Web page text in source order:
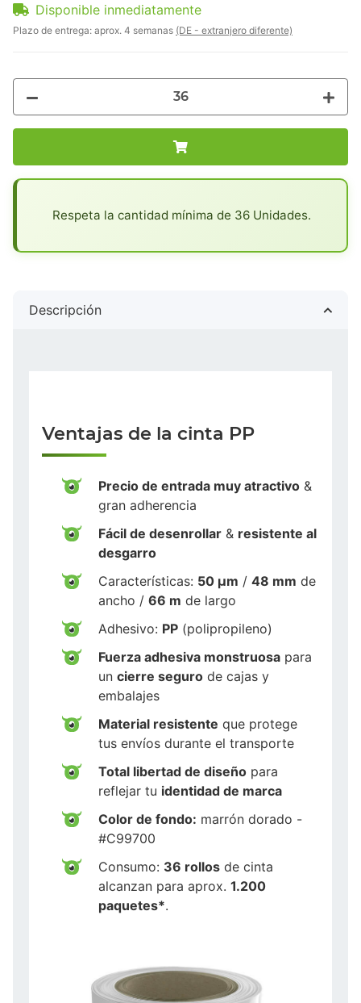
Disponible inmediatamente
Plazo de entrega: aprox. 4 semanas (DE - extranjero diferente)
Respeta la cantidad mínima de 36 Unidades.
Descripción
Ventajas de la cinta PP
Precio de entrada muy atractivo &
gran adherencia
Fácil de desenrollar & resistente al
desgarro
Características: 50 µm / 48 mm de
ancho / 66 m de largo
Adhesivo: PP (polipropileno)
Fuerza adhesiva monstruosa para
un cierre seguro de cajas y
embalajes
Material resistente que protege
tus envíos durante el transporte
Total libertad de diseño para
reflejar tu identidad de marca
Color de fondo: marrón dorado -
#C99700
Consumo: 36 rollos de cinta
alcanzan para aprox. 1.200
paquetes*.